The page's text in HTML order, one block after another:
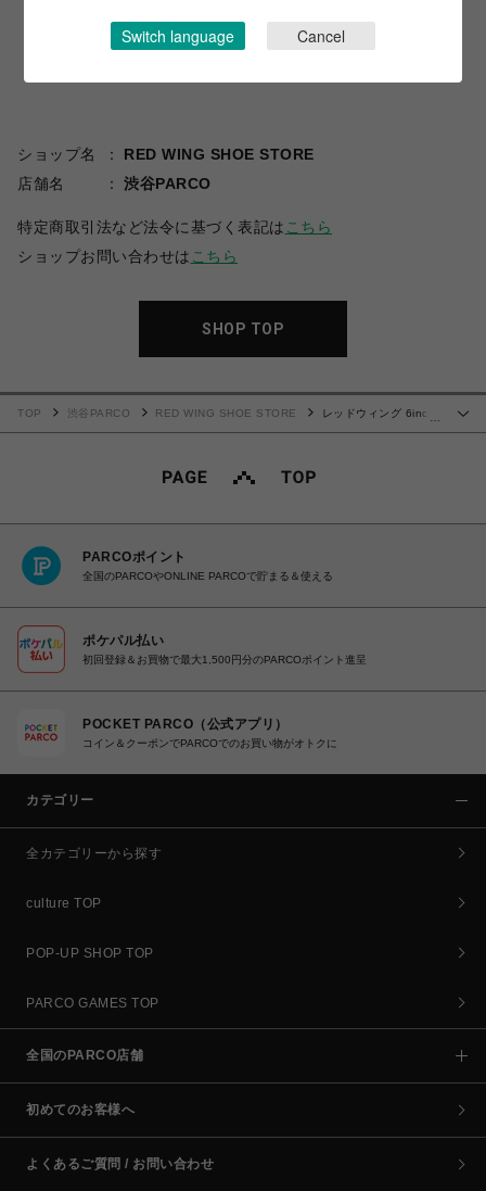
ショップ名
RED WING SHOE STORE
店舗名
渋谷PARCO
特定商取引法など法令に基づく表記は こちら
ショップお問い合わせは こちら
SHOP TOP
TOP 渋谷PARCO RED WING SHOE STORE
レッドウィング 6inch
PARCOポイント
全国のPARCOやONLINE PARCOで貯まる＆使える
ポケパル払い
初回登録＆お買物で最大1,500円分のPARCOポイント進呈
POCKET PARCO（公式アプリ）
コイン＆クーポンでPARCOでのお買い物がオトクに
カテゴリー
全カテゴリーから探す
culture TOP
POP-UP SHOP TOP
PARCO GAMES TOP
全国のPARCO店舗
初めてのお客様へ
よくあるご質問 / お問い合わせ
Switch language Cancel